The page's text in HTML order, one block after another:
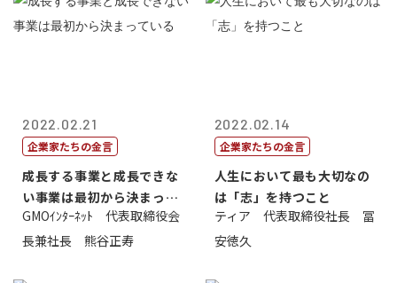
2022.02.21
企業家たちの金言
成長する事業と成長できな
い事業は最初から決まって
いる
GMOｲﾝﾀｰﾈｯﾄ 代表取締役会
長兼社長 熊谷正寿
2022.02.14
企業家たちの金言
人生において最も大切なの
は「志」を持つこと
ティア 代表取締役社長 冨
安徳久